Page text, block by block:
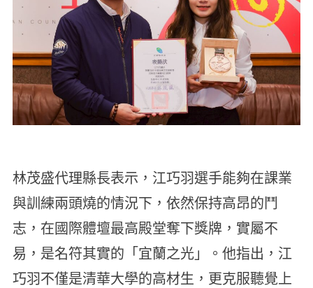
林茂盛代理縣長表示，江巧羽選手能夠在課業
與訓練兩頭燒的情況下，依然保持高昂的鬥
志，在國際體壇最高殿堂奪下獎牌，實屬不
易，是名符其實的「宜蘭之光」。他指出，江
巧羽不僅是清華大學的高材生，更克服聽覺上